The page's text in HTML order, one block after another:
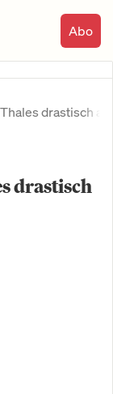
Abo
drastisch
drastisch